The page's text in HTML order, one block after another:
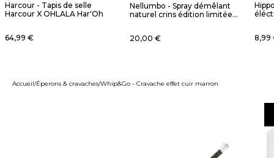
Harcour - Tapis de selle
Harcour X OHLALA Har'Oh
Prix de vente
64,99 €
Nellumbo - Spray démêlant
naturel crins édition limitée
Prix de vente
20,00 € Prix
8,99
Accueil Éperons & cravaches Whip&Go - Cravache effet cuir marron